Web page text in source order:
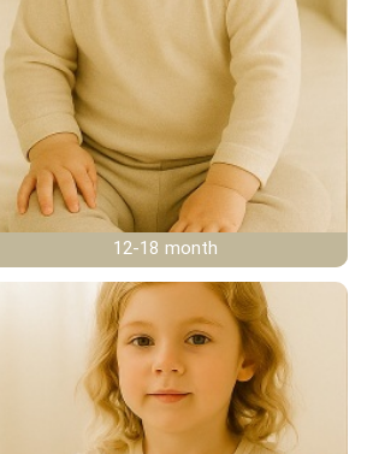
12-18 month